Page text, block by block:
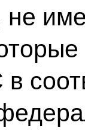
не